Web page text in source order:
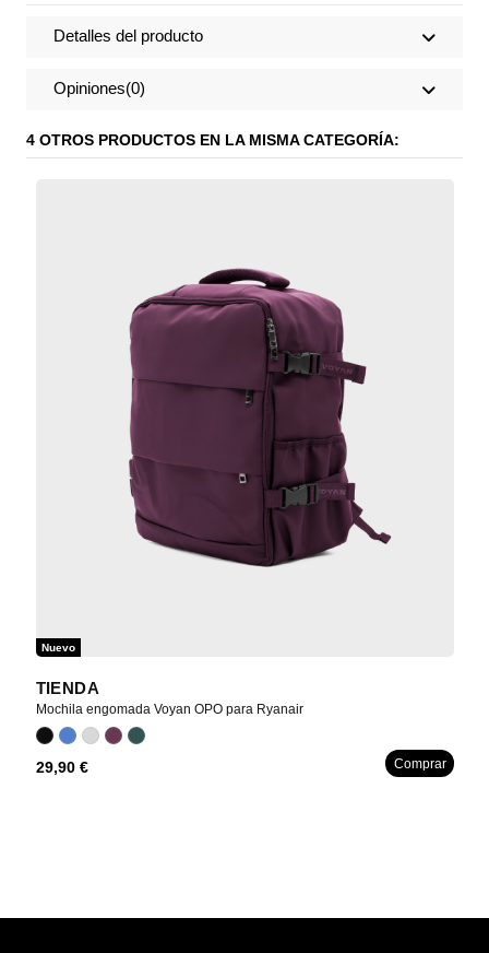
Detalles del producto
Opiniones(0)
4 OTROS PRODUCTOS EN LA MISMA CATEGORÍA:
Nuevo
TIENDA
Mochila engomada Voyan OPO para Ryanair
29,90 € Comprar